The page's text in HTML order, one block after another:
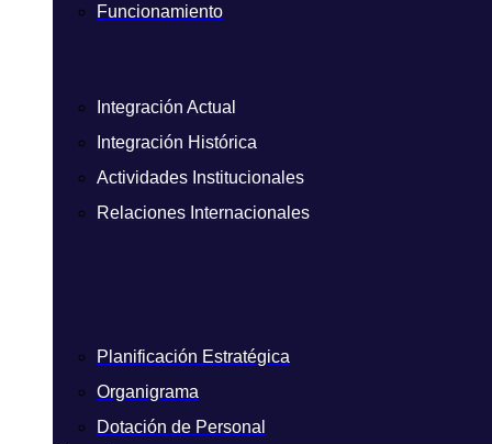
Funcionamiento
Integración Actual
Integración Histórica
Actividades Institucionales
Relaciones Internacionales
Planificación Estratégica
Organigrama
Dotación de Personal